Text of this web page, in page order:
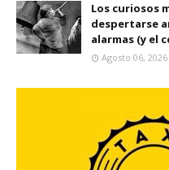
Los curiosos
despertarse
alarmas (y el
Agosto 06, 2026